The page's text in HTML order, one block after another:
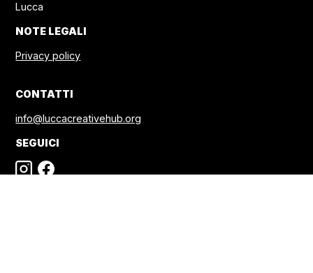
Lucca
NOTE LEGALI
Privacy policy
CONTATTI
info@luccacreativehub.org
SEGUICI